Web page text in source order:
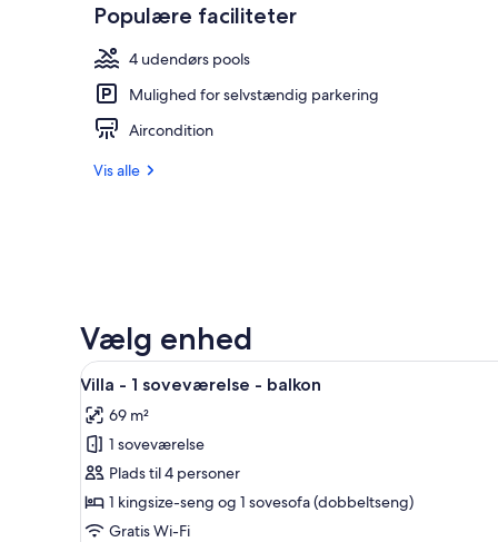
Populære faciliteter
4 udendørs pools
Mulighed for selvstændig parkering
Aircondition
Vis alle
Vælg enhed
Indlæs
alle
billeder
af
Villa
-
1
En moderne stue med sofa,
5
Villa - 1 soveværelse - balkon
69 m²
1 soveværelse
Plads til 4 personer
1 kingsize-seng og 1 sovesofa (dobbeltseng)
Gratis Wi-Fi